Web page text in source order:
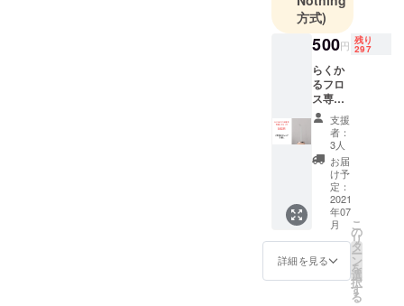
伝いは、当
店にお任せ
方式)
500円 残り
297
らくか
るフロ
ス専用
ノズ
ル x1
本 これ
さえあ
ればご
家族と
シェア
できま
す！ 送
料、消
費税込
み
支援
者：
3人
お届
け予
定：
2021
年07
月
詳細を見る
こ
の
リ
タ
ー
ン
を
選
択
す
る